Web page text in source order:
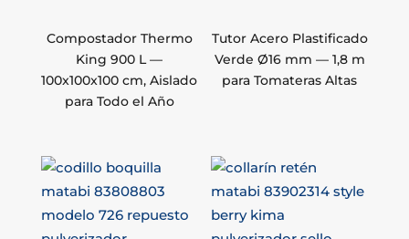
Compostador Thermo
King 900 L —
100x100x100 cm, Aislado
para Todo el Año
Tutor Acero Plastificado
Verde Ø16 mm — 1,8 m
para Tomateras Altas